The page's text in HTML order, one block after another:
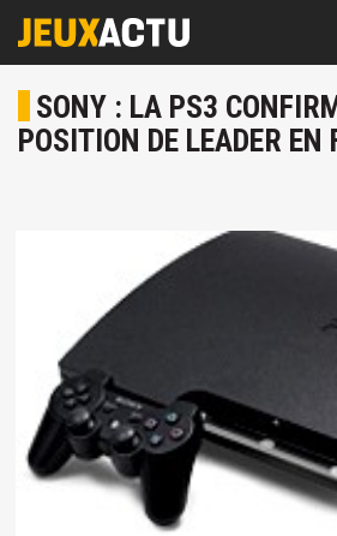
SONY : LA PS3
POSITION DE LEADER EN